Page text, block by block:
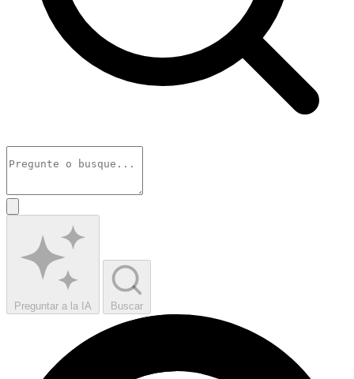
Preguntar a la IA Buscar